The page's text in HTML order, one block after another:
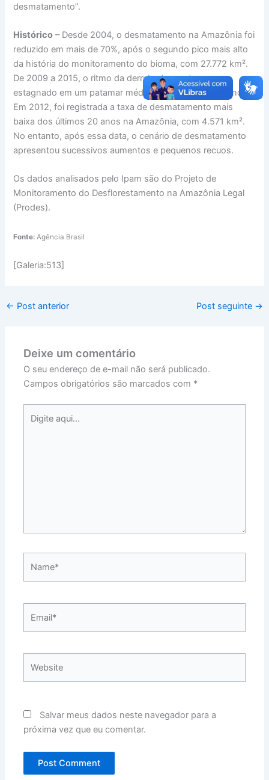
desmatamento”.
Histórico – Desde 2004, o desmatamento na Amazônia foi
reduzido em mais de 70%, após o segundo pico mais alto
da história do monitoramento do bioma, com 27.772 km².
De 2009 a 2015, o ritmo da derrubada manteve-se
estagnado em um patamar médio de 6.080 km² por ano.
Em 2012, foi registrada a taxa de desmatamento mais
baixa dos últimos 20 anos na Amazônia, com 4.571 km².
No entanto, após essa data, o cenário de desmatamento
apresentou sucessivos aumentos e pequenos recuos.
Os dados analisados pelo Ipam são do Projeto de
Monitoramento do Desflorestamento na Amazônia Legal
(Prodes).
Fonte: Agência Brasil
[Galeria:513]
← Post anterior Post seguinte →
Deixe um comentário
O seu endereço de e-mail não será publicado.
Campos obrigatórios são marcados com *
aqui...
Salvar meus dados neste navegador para a
próxima vez que eu comentar.